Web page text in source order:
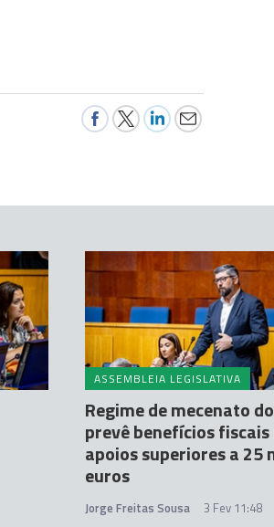
ASSEMBLEIA LEGISLATIVA
Regime de mecenato do
prevê benefícios fiscais
apoios superiores a 25
euros
Jorge Freitas Sousa 3 Fev 11:48